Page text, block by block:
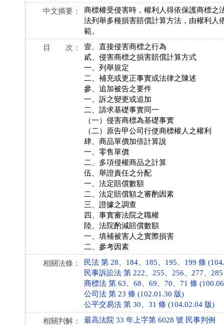
中文摘要：
商標權受侵害時，權利人得依保護商標之
法列舉多種損害賠償計算方法，由權利人
範。
目 次：
壹、直接侵害商標之行為
貳、侵害商標之損害賠償計算方式
一、列舉規定
二、補充或更正事實或法律之陳述
參、追加被告之要件
一、訴之變更或追加
二、請求基礎事實同一
（一）侵害商標為基礎事實
（二）原告甲公司行使商標權人之權利
肆、商品單價加倍計算說
一、零售單價
二、多項侵權商品之計算
伍、舉證責任之分配
一、法定賠償數額
二、法定賠償額之審酌因素
三、證據之調查
四、事實審法院之職權
陸、法院酌減賠償數額
一、填補被害人之實際損害
二、參考因素
相關法條：
民法 第 28、184、185、195、199 條
民事訴訟法 第 222、255、256、277、
商標法 第 63、68、69、70、71 條
公司法 第 23 條 (102.01.30 版)
公平交易法 第 30、31 條 (104.02.04 版)
相關判解：
最高法院 33 年上字第 6028 號 民事判例